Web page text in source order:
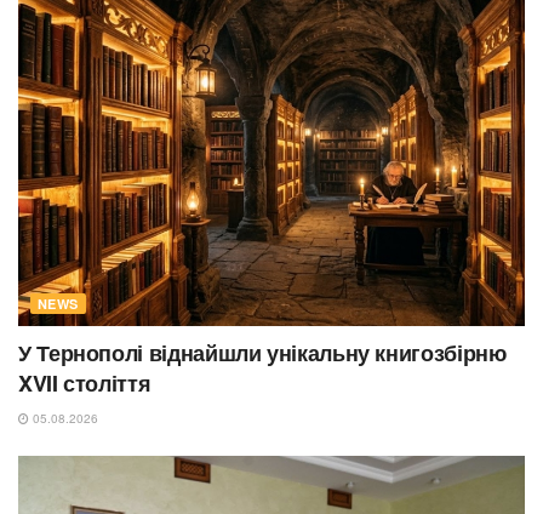
NEWS
У Тернополі віднайшли унікальну книгозбірню
XVII століття
05.08.2026